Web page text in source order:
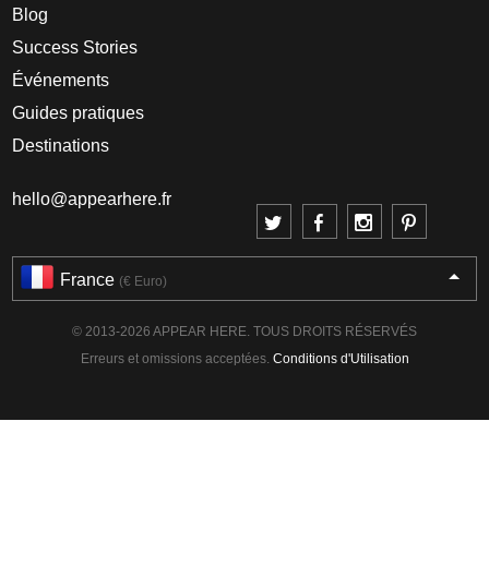
Blog
Success Stories
Événements
Guides pratiques
Destinations
hello@appearhere.fr
France (€ Euro)
© 2013-2026 APPEAR HERE. TOUS DROITS RÉSERVÉS
Erreurs et omissions acceptées. Conditions d'Utilisation